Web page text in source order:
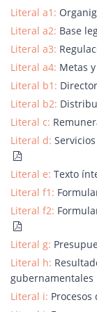
Literal a1:
Literal a2: Base
Literal a3:
Literal a4: Metas
Literal b1:
Literal b2:
Literal c:
Literal d:
Literal e: Texto
Literal f1:
Literal f2:
Literal g:
Literal h:
gubernamentales
Literal i: